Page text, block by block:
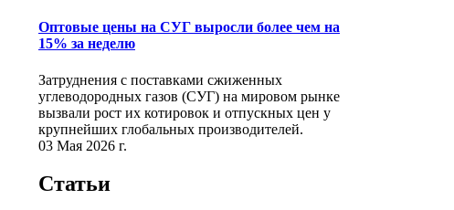
Оптовые цены на СУГ выросли более чем на
15% за неделю
Затруднения с поставками сжиженных
углеводородных газов (СУГ) на мировом рынке
вызвали рост их котировок и отпускных цен у
крупнейших глобальных производителей.
03 Мая 2026 г.
Статьи